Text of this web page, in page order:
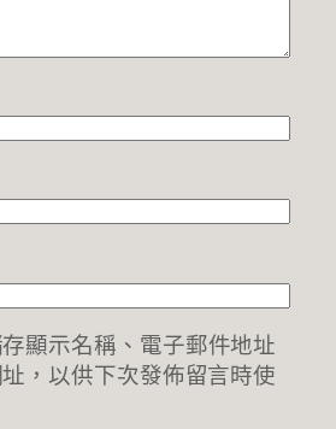
顯示名稱、電子郵件地址
，以供下次發佈留言時使